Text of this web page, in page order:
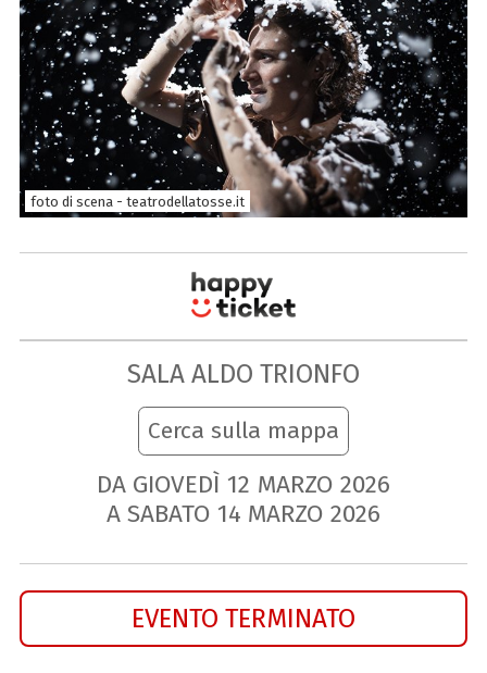
foto di scena - teatrodellatosse.it
SALA ALDO TRIONFO
Cerca sulla mappa
DA GIOVEDÌ 12 MARZO 2026
A SABATO 14 MARZO 2026
EVENTO TERMINATO